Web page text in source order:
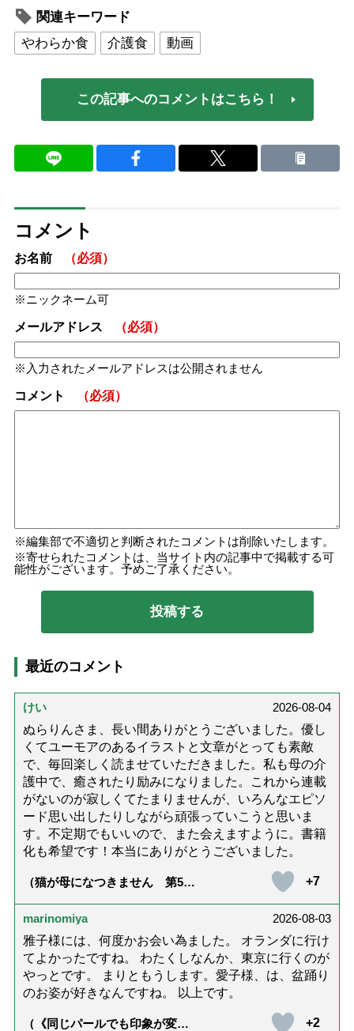
関連キーワード
やわらか食
介護食 動画
この記事へのコメントはこちら！
コメント
お名前 （必須）
ニックネーム可
メールアドレス （必須）
入力されたメールアドレスは公開されません
コメント （必須）
編集部で不適切と判断されたコメントは削除いたします。
寄せられたコメントは、当サイト内の記事中で掲載する可
能性がございます。予めご了承ください。
最近のコメント
けい
2026-08-04
ぬらりんさま、長い間ありがとうございました。優し
くてユーモアのあるイラストと文章がとっても素敵
で、毎回楽しく読ませていただきました。私も母の介
護中で、癒されたり励みになりました。これから連載
がないのが寂しくてたまりませんが、いろんなエピソ
ード思い出したりしながら頑張っていこうと思いま
す。不定期でもいいので、また会えますように。書籍
化も希望です！本当にありがとうございました。
（猫が母になつきません 第500
+7
marinomiya
2026-08-03
雅子様には、何度かお会い為ました。 オランダに行け
てよかったですね。 わたくしなんか、東京に行くのが
やっとです。 まりともうします。愛子様、は、盆踊り
のお姿が好きなんですね。 以上です。
（《同じパールでも印象が変
+2